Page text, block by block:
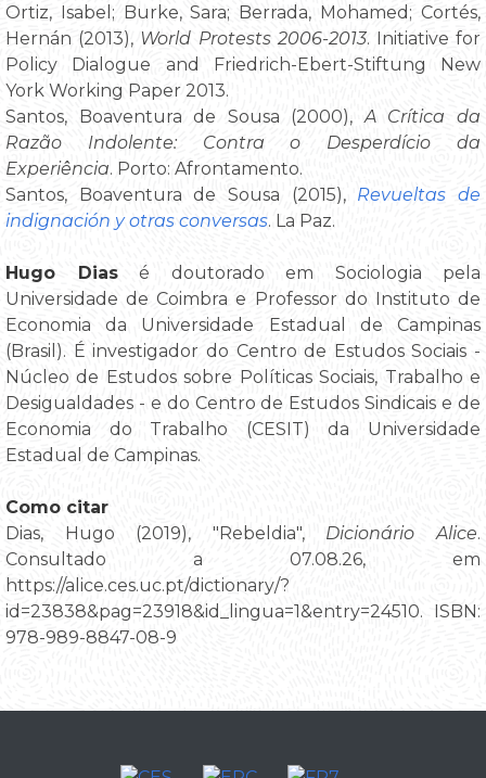
Ortiz, Isabel; Burke, Sara; Berrada, Mohamed; Cortés,
Hernán (2013), World Protests 2006-2013. Initiative for
Policy Dialogue and Friedrich-Ebert-Stiftung New
York Working Paper 2013.
Santos, Boaventura de Sousa (2000), A Crítica da
Razão Indolente: Contra o Desperdício da
Experiência. Porto: Afrontamento.
Santos, Boaventura de Sousa (2015), Revueltas de
indignación y otras conversas. La Paz.
Hugo Diasé doutorado em Sociologia pela
Universidade de Coimbra e Professor do Instituto de
Economia da Universidade Estadual de Campinas
(Brasil). É investigador do Centro de Estudos Sociais -
Núcleo de Estudos sobre Políticas Sociais, Trabalho e
Desigualdades - e do Centro de Estudos Sindicais e de
Economia do Trabalho (CESIT) da Universidade
Estadual de Campinas.
Como citar
Dias, Hugo (2019), "Rebeldia", Dicionário Alice.
Consultado a 07.08.26, em
https://alice.ces.uc.pt/dictionary/?
id=23838&pag=23918&id_lingua=1&entry=24510. ISBN:
978-989-8847-08-9